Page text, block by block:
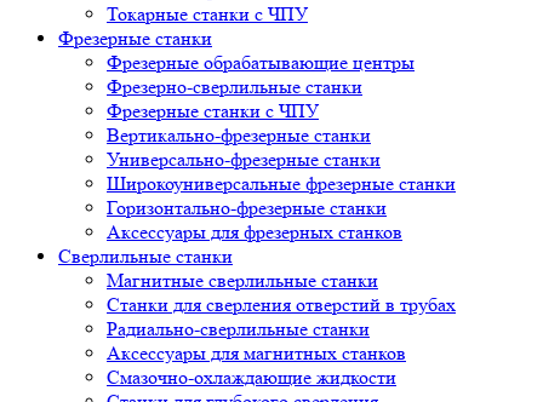
Токарные станки с ЧПУ
Фрезерные станки
Фрезерные обрабатывающие центры
Фрезерно-сверлильные станки
Фрезерные станки с ЧПУ
Вертикально-фрезерные станки
Универсально-фрезерные станки
Широкоуниверсальные фрезерные станки
Горизонтально-фрезерные станки
Аксессуары для фрезерных станков
Сверлильные станки
Магнитные сверлильные станки
Станки для сверления отверстий в трубах
Радиально-сверлильные станки
Аксессуары для магнитных станков
Смазочно-охлаждающие жидкости